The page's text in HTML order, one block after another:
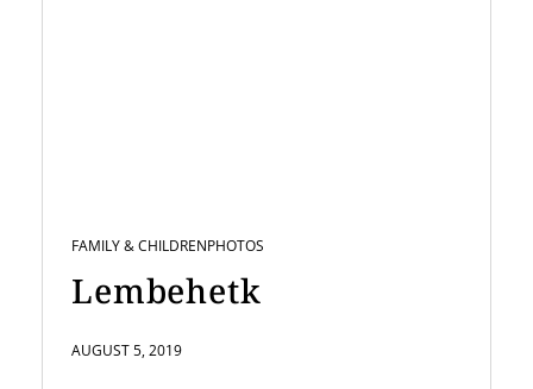
FAMILY & CHILDRENPHOTOS
Lembehetk
AUGUST 5, 2019